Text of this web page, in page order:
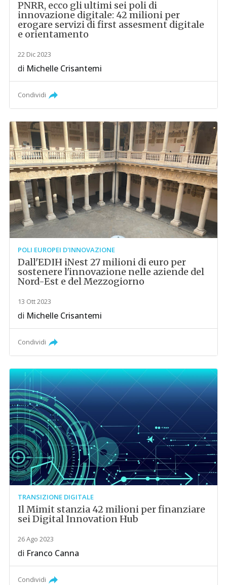
PNRR, ecco gli ultimi sei poli di
innovazione digitale: 42 milioni per
erogare servizi di first assesment digitale
e orientamento
22 Dic 2023
di Michelle Crisantemi
Condividi
POLI EUROPEI D'INNOVAZIONE
Dall'EDIH iNest 27 milioni di euro per
sostenere l'innovazione nelle aziende del
Nord-Est e del Mezzogiorno
13 Ott 2023
di Michelle Crisantemi
Condividi
TRANSIZIONE DIGITALE
Il Mimit stanzia 42 milioni per finanziare
sei Digital Innovation Hub
26 Ago 2023
di Franco Canna
Condividi